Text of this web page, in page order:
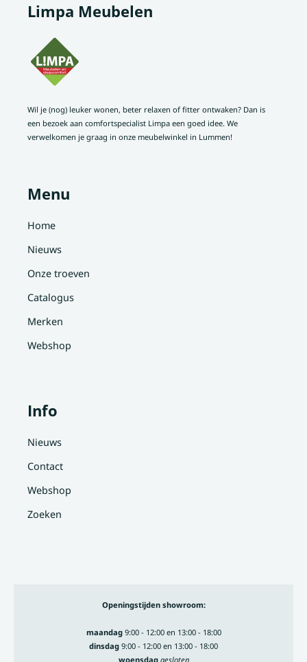
Limpa Meubelen
Wil je (nog) leuker wonen, beter relaxen of fitter ontwaken? Dan is
een bezoek aan comfortspecialist Limpa een goed idee. We
verwelkomen je graag in onze meubelwinkel in Lummen!
Menu
Home
Nieuws
Onze troeven
Catalogus
Merken
Webshop
Info
Nieuws
Contact
Webshop
Zoeken
Openingstijden showroom:
maandag9:00 - 12:00 en 13:00 - 18:00
dinsdag 9:00 - 12:00 en 13:00 - 18:00
woensdaggesloten